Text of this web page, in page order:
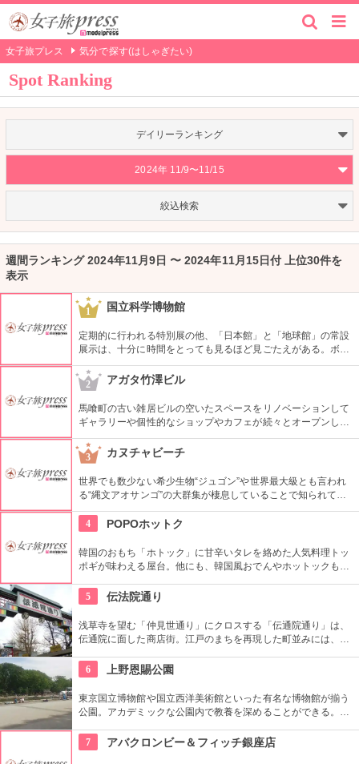
女子旅プレス 気分で探す(はしゃぎたい)
Spot Ranking
デイリーランキング
2024年 11/9〜11/15
絞込検索
週間ランキング 2024年11月9日 〜 2024年11月15日付 上位30件を
表示
1 国立科学博物館
定期的に行われる特別展の他、「日本館」と「地球館」の常設
展示は、十分に時間をとっても見るほど見ごたえがある。ボラ
ンティアによるガイドツアーに参加すればなお理解が深まるこ
とまちがいなし。
2 アガタ竹澤ビル
馬喰町の古い雑居ビルの空いたスペースをリノベーションして
ギャラリーや個性的なショップやカフェが続々とオープンした
複合施設。一見普通のビルだが、中はクリエイターたちが集う
注目を浴びるアートビルとなっている。
3 カヌチャビーチ
世界でも数少ない希少生物“ジュゴン”や世界最大級とも言われ
る“縄文アオサンゴ”の大群集が棲息していることで知られてい
ます。コバルトブルーに輝く青い海と白い砂浜が広がり、その
まま残された大自然の美しさを堪能できます。
4 POPOホットク
韓国のおもち「ホトック」に甘辛いタレを絡めた人気料理トッ
ポギが味わえる屋台。他にも、韓国風おでんやホットックも。
5
伝法院通り
浅草寺を望む「仲見世通り」にクロスする「伝通院通り」は、
伝通院に面した商店街。江戸のまちを再現した町並みには、屋
あります。多彩なお店が並んでいて、買い物や食事も楽しめま
す。
6 上野恩賜公園
東京国立博物館や国立西洋美術館といった有名な博物館が揃う
公園。アカデミックな公園内で教養を深めることができる。ま
7
アバクロンビー＆フィッチ銀座店